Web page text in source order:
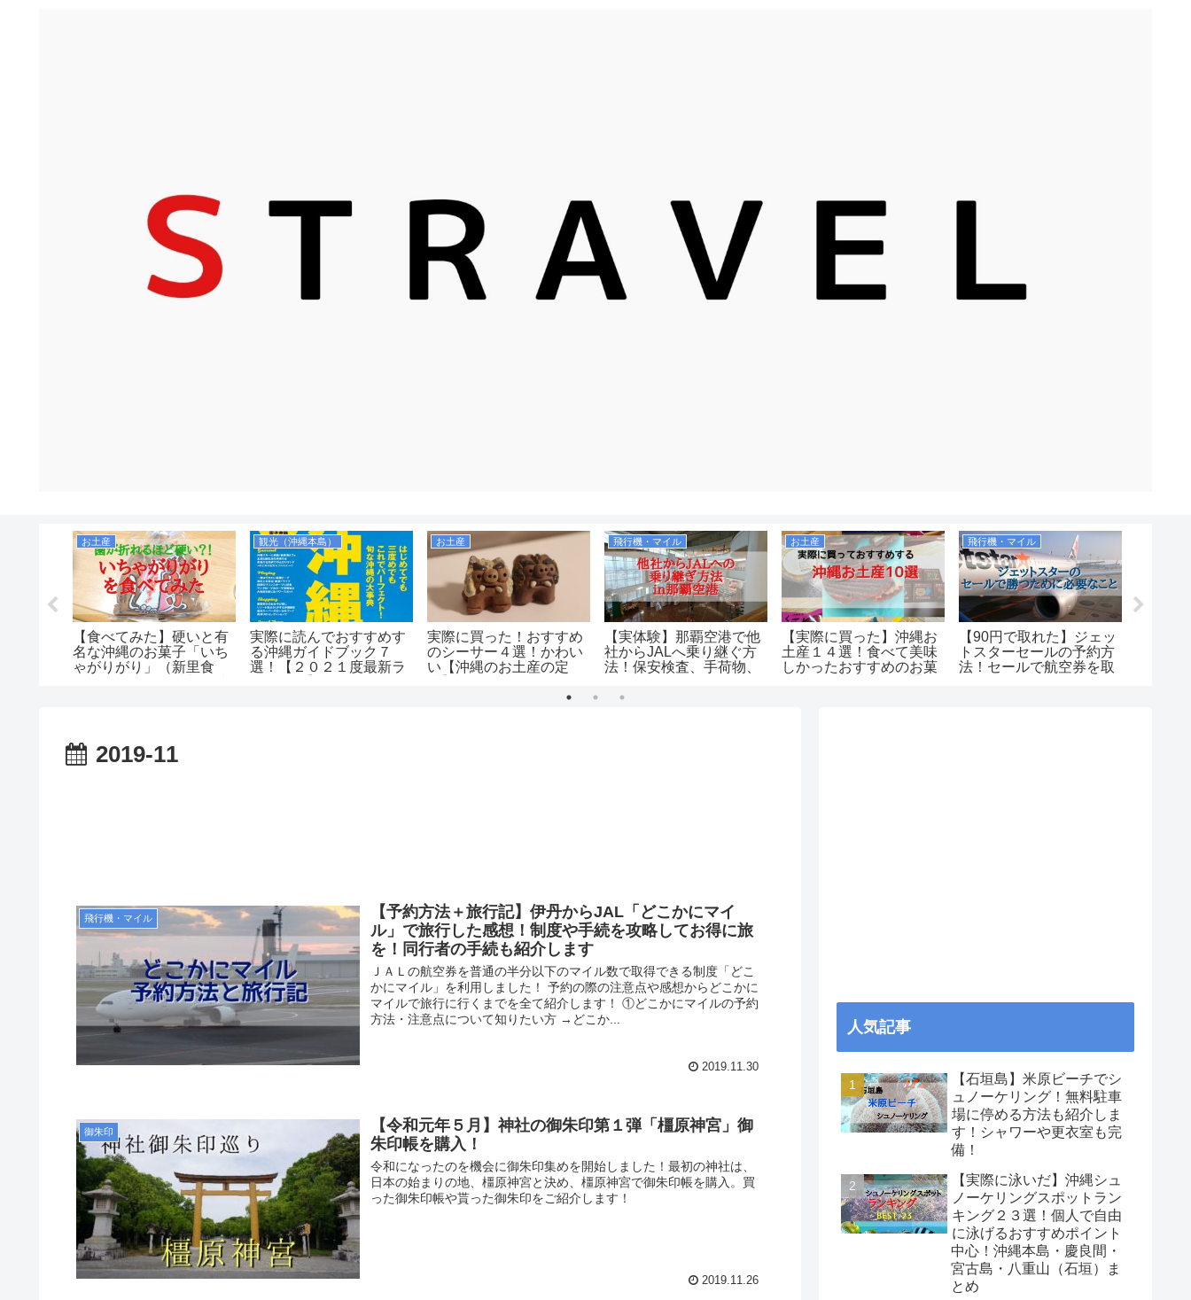
お土産
【食べてみた】硬いと有
名な沖縄のお菓子「いち
ゃがりがり」（新里食
観光（沖縄本島）
実際に読んでおすすめす
る沖縄ガイドブック７
選！【２０２１度最新ラ
お土産
実際に買った！おすすめ
のシーサー４選！かわい
い【沖縄のお土産の定
飛行機・マイル
【実体験】那覇空港で他
社からJALへ乗り継ぐ方
法！保安検査、手荷物、
お土産
【実際に買った】沖縄お
土産１４選！食べて美味
しかったおすすめのお菓
飛行機・マイル
【90円で取れた】ジェッ
トスターセールの予約方
法！セールで航空券を取
2019-11
飛行機・マイル
【予約方法＋旅行記】伊丹からJAL「どこかにマイ
ル」で旅行した感想！制度や手続を攻略してお得に旅
を！同行者の手続も紹介します
ＪＡＬの航空券を普通の半分以下のマイル数で取得できる制度「どこ
かにマイル」を利用しました！ 予約の際の注意点や感想からどこかに
マイルで旅行に行くまでを全て紹介します！ ①どこかにマイルの予約
方法・注意点について知りたい方 →どこか...
2019.11.30
御朱印
【令和元年５月】神社の御朱印第１弾「橿原神宮」御
朱印帳を購入！
令和になったのを機会に御朱印集めを開始しました！最初の神社は、
日本の始まりの地、橿原神宮と決め、橿原神宮で御朱印帳を購入。買
った御朱印帳や貰った御朱印をご紹介します！
2019.11.26
人気記事
【石垣島】米原ビーチでシ
ュノーケリング！無料駐車
場に停める方法も紹介しま
す！シャワーや更衣室も完
備！
【実際に泳いだ】沖縄シュ
ノーケリングスポットラン
キング２３選！個人で自由
に泳げるおすすめポイント
中心！沖縄本島・慶良間・
宮古島・八重山（石垣）ま
とめ